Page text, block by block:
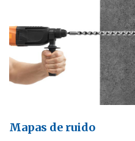
Mapas de ruido